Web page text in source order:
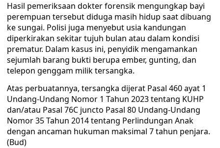
Hasil pemeriksaan dokter forensik mengungkap bayi
perempuan tersebut diduga masih hidup saat dibuang
ke sungai. Polisi juga menyebut usia kandungan
diperkirakan sekitar tujuh bulan atau dalam kondisi
prematur. Dalam kasus ini, penyidik mengamankan
sejumlah barang bukti berupa ember, gunting, dan
telepon genggam milik tersangka.
Atas perbuatannya, tersangka dijerat Pasal 460 ayat 1
Undang-Undang Nomor 1 Tahun 2023 tentang KUHP
dan/atau Pasal 76C juncto Pasal 80 Undang-Undang
Nomor 35 Tahun 2014 tentang Perlindungan Anak
dengan ancaman hukuman maksimal 7 tahun penjara.
(Bud)